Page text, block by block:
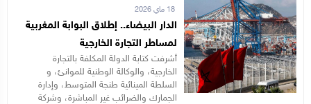
18 ماي 2026
الدار البيضاء.. إطلاق البوابة المغربية
لمساطر التجارة الخارجية
أشرفت كتابة الدولة المكلفة بالتجارة
الخارجية، والوكالة الوطنية للموانئ، و
السلطة المينائية طنجة المتوسط، وإدارة
الجمارك والضرائب غير المباشرة، وشركة